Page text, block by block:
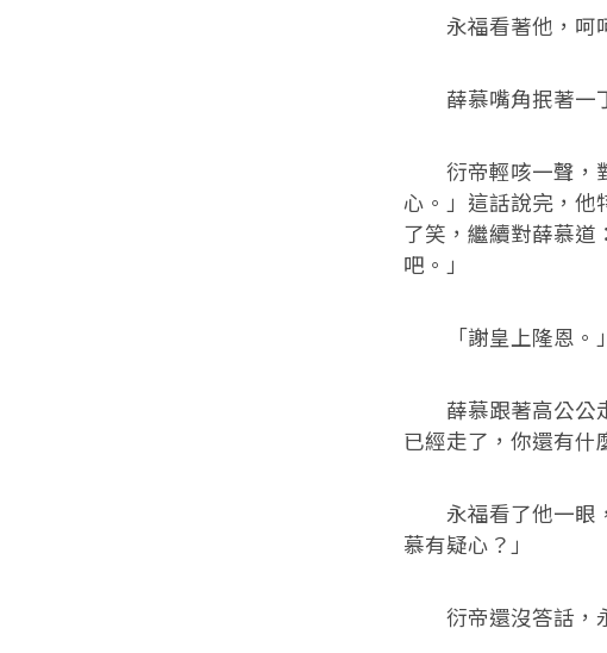
永福看著他，呵
薛慕嘴角抿著一丁
衍帝輕咳一聲，對
心。」這話說完，他
了笑，繼續對薛慕道
吧。」
「謝皇上隆恩。」
薛慕跟著高公公走
已經走了，你還有什
永福看了他一眼，
慕有疑心？」
衍帝還沒答話，永